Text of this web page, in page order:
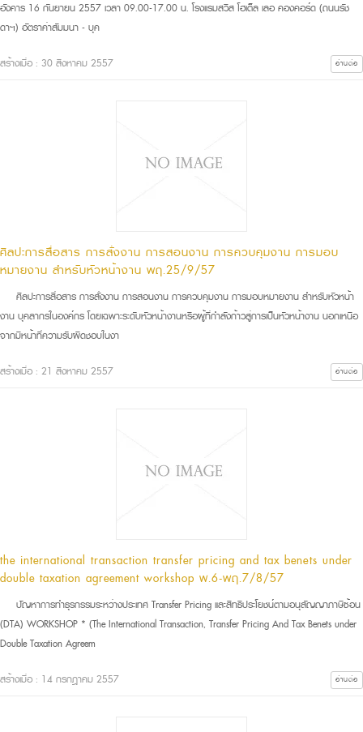
อังคาร 16 กันยายน 2557 เวลา 09.00-17.00 น. โรงแรมสวิส โฮเต็ล เลอ คองคอร์ด (ถนนรัช
ดาฯ) อัตราค่าสัมมนา - บุค
สร้างเมื่อ : 30 สิงหาคม 2557 อ่านต่อ
ศิลปะการสื่อสาร การสั่งงาน การสอนงาน การควบคุมงาน การมอบ
หมายงาน สำหรับหัวหน้างาน พฤ.25/9/57
ศิลปะการสื่อสาร การสั่งงาน การสอนงาน การควบคุมงาน การมอบหมายงาน สำหรับหัวหน้า
งาน บุคลากรในองค์กร โดยเฉพาะระดับหัวหน้างานหรือผู้ที่กำลังก้าวสู่การเป็นหัวหน้างาน นอกเหนือ
จากมีหน้าที่ความรับผิดชอบในงา
สร้างเมื่อ : 21 สิงหาคม 2557 อ่านต่อ
the international transaction transfer pricing and tax benefits under
double taxation agreement workshop พ.6-พฤ.7/8/57
ปัญหาการทำธุรกรรมระหว่างประเทศ Transfer Pricing และสิทธิประโยชน์ตามอนุสัญญาภาษีซ้อน
(DTA) WORKSHOP * (The International Transaction, Transfer Pricing And Tax Benefits under
Double Taxation Agreem
สร้างเมื่อ : 14 กรกฎาคม 2557 อ่านต่อ